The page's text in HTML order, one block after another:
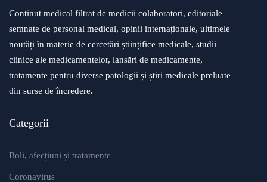
Conținut medical filtrat de medicii colaboratori, editoriale
semnate de personal medical, opinii internaționale, ultimele
noutăți în materie de cercetări științifice medicale, studii
clinice ale medicamentelor, lansări de medicamente,
tratamente pentru diverse patologii și știri medicale preluate
din surse de încredere.
Categorii
Boli, afecțiuni și tratamente
Coronavirus